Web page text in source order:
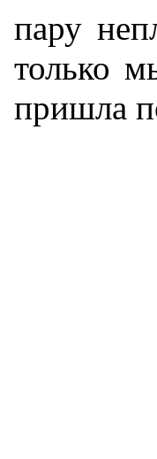
пару
только
пришла